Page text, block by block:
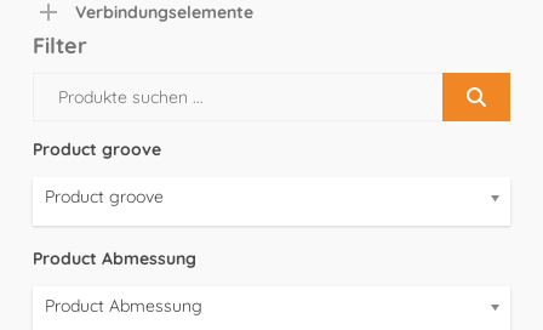
Verbindungselemente
Filter
Product groove
Product groove
Product Abmessung
Product Abmessung